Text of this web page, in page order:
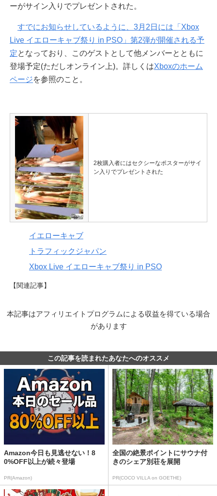
ーがサイン入りでプレゼントされた。
すでにお知らせしているように、3月2日には「Xbox
Live イエローキャブ祭り in PSO」第2弾が開催される予
定となっており、このゲストとして他メンバーとともに
登場予定(ただしオンライン上)。詳しくはXboxのホーム
ページを参照のこと。
2枚購入者にはセクシーなポスターがサイ
ン入りでプレゼントされた
イエローキャブ
トラフィックジャパン
Xbox Live イエローキャブ祭り in PSO
【関連記事】
本記事はアフィリエイトプログラムによる収益を得ている場合
があります
この記事を読まれたあなたへのオススメ
Amazon今日も見逃せない！8
0%OFF以上が続々登場
PR(Amazon)
全国の絶景ポイントにサウナ付
きのシェア別荘を展開
PR(COCO VILLA on GOETHE)